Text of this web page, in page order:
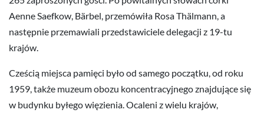
Aenne Saefkow, Bärbel, przemówiła Rosa Thälmann, a
następnie przemawiali przedstawiciele delegacji z 19-tu
krajów.
Cześcią miejsca pamięci było od samego początku, od roku
1959, także muzeum obozu koncentracyjnego znajdujące się
w budynku byłego więzienia. Ocaleni z wielu krajów,